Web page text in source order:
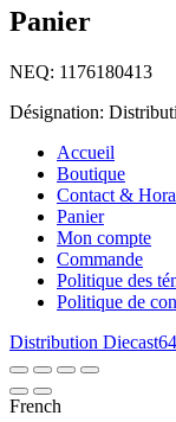
Panier
NEQ: 1176180413
Désignation:
Accueil
Boutique
Contact &
Panier
Mon compte
Commande
Politique des
Politique de
Distribution Diecast64
French